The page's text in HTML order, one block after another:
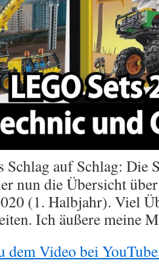
Schlag auf Schlag: Die
nun die Übersicht
(1. Halbjahr). Viel
Ich äußere meine
dem Video bei